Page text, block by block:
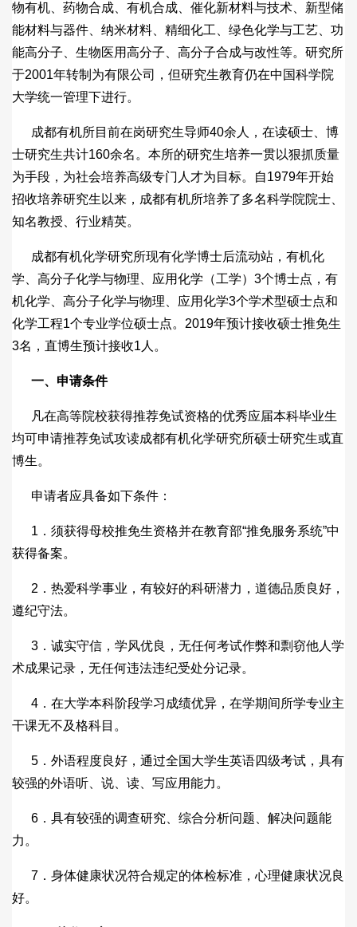
物有机、药物合成、有机合成、催化新材料与技术、新型储
能材料与器件、纳米材料、精细化工、绿色化学与工艺、功
能高分子、生物医用高分子、高分子合成与改性等。研究所
于2001年转制为有限公司，但研究生教育仍在中国科学院
大学统一管理下进行。
成都有机所目前在岗研究生导师40余人，在读硕士、博
士研究生共计160余名。本所的研究生培养一贯以狠抓质量
为手段，为社会培养高级专门人才为目标。自1979年开始
招收培养研究生以来，成都有机所培养了多名科学院院士、
知名教授、行业精英。
成都有机化学研究所现有化学博士后流动站，有机化
学、高分子化学与物理、应用化学（工学）3个博士点，有
机化学、高分子化学与物理、应用化学3个学术型硕士点和
化学工程1个专业学位硕士点。2019年预计接收硕士推免生
3名，直博生预计接收1人。
一、申请条件
凡在高等院校获得推荐免试资格的优秀应届本科毕业生
均可申请推荐免试攻读成都有机化学研究所硕士研究生或直
博生。
申请者应具备如下条件：
1．须获得母校推免生资格并在教育部“推免服务系统”中
获得备案。
2．热爱科学事业，有较好的科研潜力，道德品质良好，
遵纪守法。
3．诚实守信，学风优良，无任何考试作弊和剽窃他人学
术成果记录，无任何违法违纪受处分记录。
4．在大学本科阶段学习成绩优异，在学期间所学专业主
干课无不及格科目。
5．外语程度良好，通过全国大学生英语四级考试，具有
较强的外语听、说、读、写应用能力。
6．具有较强的调查研究、综合分析问题、解决问题能
力。
7．身体健康状况符合规定的体检标准，心理健康状况良
好。